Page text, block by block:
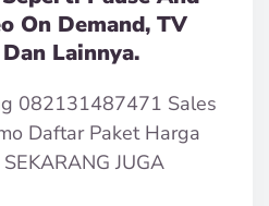
On Demand, TV
Lainnya.
082131487471 Sales
Daftar Paket Harga
JUGA